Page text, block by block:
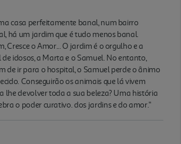
casa perfeitamente banal, num bairro
há um jardim que é tudo menos banal.
Cresce o Amor... O jardim é o orgulho e a
idosos, a Marta e o Samuel. No entanto,
de ir para o hospital, o Samuel perde o ânimo
Conseguirão os animais que lá vivem
lhe devolver toda a sua beleza? Uma história
o poder curativo. dos jardins e do amor."